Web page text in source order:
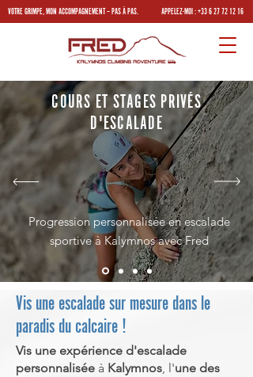
VOTRE GRIMPE, MON ACCOMPAGNEMENT – PAS À PAS. APPELEZ-MOI :+33 6 27 72 12 16
COURS ET STAGES PRIVÉS
D'ESCALADE
Progression personnalisée en escalade
sportive à Kalymnos avec Fred
Vis une escalade sur mesure dans le
paradis du calcaire !
Vis une expérience d'escalade
personnalisée à Kalymnos, l'une des